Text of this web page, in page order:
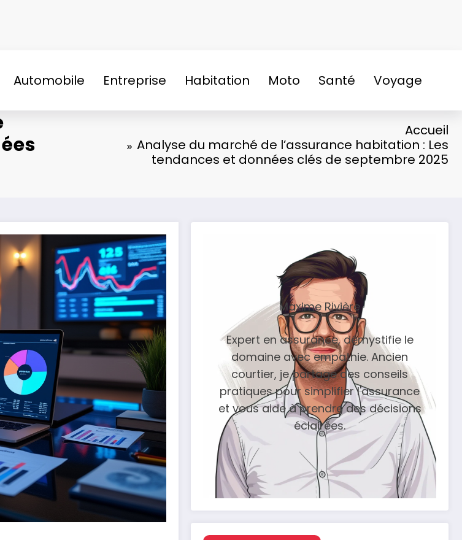
Automobile Entreprise Habitation Moto Santé Voyage
Accueil
Analyse du marché de l’assurance habitation : Les
tendances et données clés de septembre 2025
Maxime Rivière
Expert en assurance, démystifie le
domaine avec empathie. Ancien
courtier, je partage des conseils
pratiques pour simplifier l'assurance
et vous aide à prendre des décisions
éclairées.